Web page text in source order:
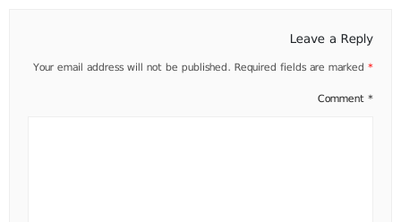
Leave a Reply
Your email address will not be published. Required fields are marked *
Comment *